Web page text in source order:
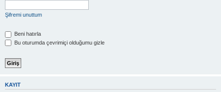
Şifremi unuttum
Beni hatırla
Bu oturumda çevrimiçi olduğumu gizle
KAYIT